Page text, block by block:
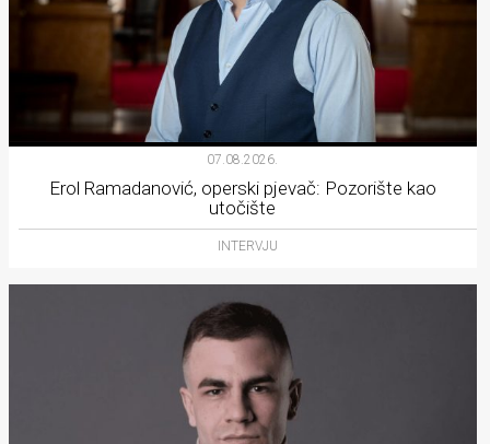
07.08.2026.
Erol Ramadanović, operski pjevač: Pozorište kao
utočište
INTERVJU